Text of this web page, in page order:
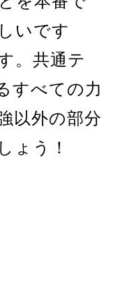
いです
。共通テ
すべての力
以外の部分
ょう！